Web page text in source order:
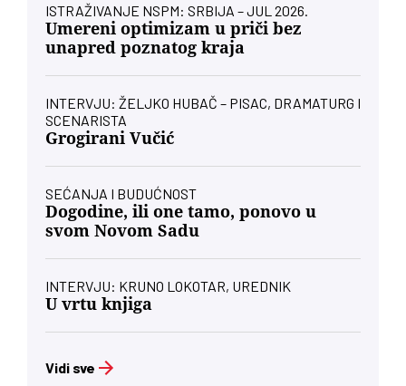
ISTRAŽIVANJE NSPM: SRBIJA – JUL 2026.
Umereni optimizam u priči bez
unapred poznatog kraja
INTERVJU: ŽELJKO HUBAČ – PISAC, DRAMATURG I
SCENARISTA
Grogirani Vučić
SEĆANJA I BUDUĆNOST
Dogodine, ili one tamo, ponovo u
svom Novom Sadu
INTERVJU: KRUNO LOKOTAR, UREDNIK
U vrtu knjiga
Vidi sve